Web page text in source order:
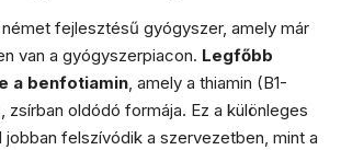
fejlesztésű gyógyszer, amely már
van a gyógyszerpiacon. Legfőbb
a benfotiamin, amely a thiamin (B1-
zsírban oldódó formája. Ez a különleges
jobban felszívódik a szervezetben, mint a